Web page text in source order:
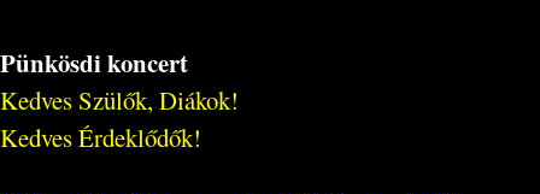
Pünkösdi koncert
Kedves Szülők, Diákok!
Kedves Érdeklődők!